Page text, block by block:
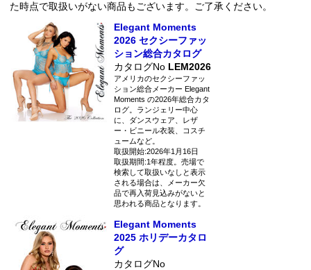
た時点で取扱いがない商品もございます。ご了承ください。
Elegant Moments
2026 セクシーファッ
ション総合カタログ
カタログNo LEM2026
アメリカのセクシーファッ
ション総合メーカー Elegant
Moments の2026年総合カタ
ログ。ランジェリー中心
に、ダンスウェア、レザ
ー・ビニール衣装、コスチ
ュームなど。
取扱開始:2026年1月16日
取扱期間:1年程度。売場で
検索して取扱いなしと表示
される場合は、メーカー欠
品で再入荷見込みがないと
思われる商品となります。
Elegant Moments
2025 ホリデーカタロ
グ
カタログNo